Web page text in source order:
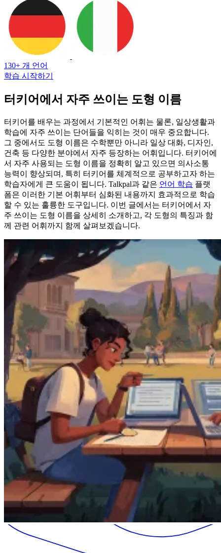
130+ 개 언어
학습 시작하기
터키어에서 자주 쓰이는 도형 이름
터키어를 배우는 과정에서 기본적인 어휘는 물론, 일상생활과
학습에 자주 쓰이는 단어들을 익히는 것이 매우 중요합니다.
그 중에서도 도형 이름은 수학뿐만 아니라 일상 대화, 디자인,
건축 등 다양한 분야에서 자주 등장하는 어휘입니다. 터키어에
서 자주 사용되는 도형 이름을 정확히 알고 있으면 의사소통
능력이 향상되며, 특히 터키어를 체계적으로 공부하고자 하는
학습자에게 큰 도움이 됩니다. Talkpal과 같은 언어 학습 플랫
폼은 이러한 기본 어휘부터 심화된 내용까지 효과적으로 학습
할 수 있는 훌륭한 도구입니다. 이번 글에서는 터키어에서 자
주 쓰이는 도형 이름을 상세히 소개하고, 각 도형의 특징과 함
께 관련 어휘까지 함께 살펴보겠습니다.